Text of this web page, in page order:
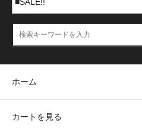
ホーム
カートを見る